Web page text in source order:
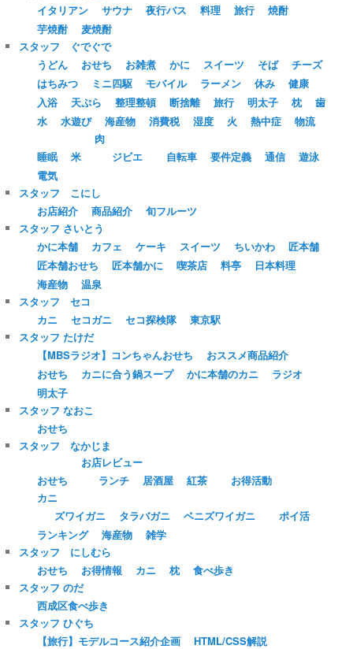
イタリアン
サウナ 夜行バス 料理 旅行
焼酎
芋焼酎
麦焼酎
スタッフ ぐでぐで
うどん
おせち お雑煮 かに スイーツ そば
チーズ
はちみつ
ミニ四駆 モバイル ラーメン 休み
健康
入浴
天ぷら 整理整頓 断捨離 旅行 明太子 枕
歯
水
水遊び 海産物 消費税 湿度 火 熱中症 物流
睡眠 米
肉
ジビエ
自転車 要件定義 通信
遊泳
電気
スタッフ こにし
お店紹介
商品紹介
旬フルーツ
スタッフ さいとう
かに本舗
カフェ ケーキ スイーツ ちいかわ
匠本舗
匠本舗おせち
匠本舗かに 喫茶店 料亭
日本料理
海産物
温泉
スタッフ セコ
カニ
セコガニ セコ探検隊
東京駅
スタッフ たけだ
【MBSラジオ】コンちゃんおせち
おススメ商品紹介
おせち
カニに合う鍋スープ かに本舗のカニ
ラジオ
明太子
スタッフ なおこ
おせち
スタッフ なかじま
おせち
お店レビュー
ランチ
居酒屋 紅茶
お得活動
カニ
ズワイガニ
タラバガニ ベニズワイガニ
ポイ活
ランキング
海産物
雑学
スタッフ にしむら
おせち
お得情報 カニ 枕
食べ歩き
スタッフ のだ
西成区食べ歩き
スタッフ ひぐち
【旅行】モデルコース紹介企画
HTML/CSS解説